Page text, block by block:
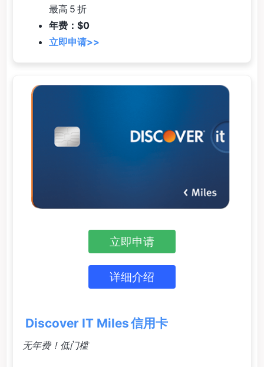
最高 5 折
年费：$0
立即申请>>
立即申请
详细介绍
Discover IT Miles 信用卡
无年费！低门槛